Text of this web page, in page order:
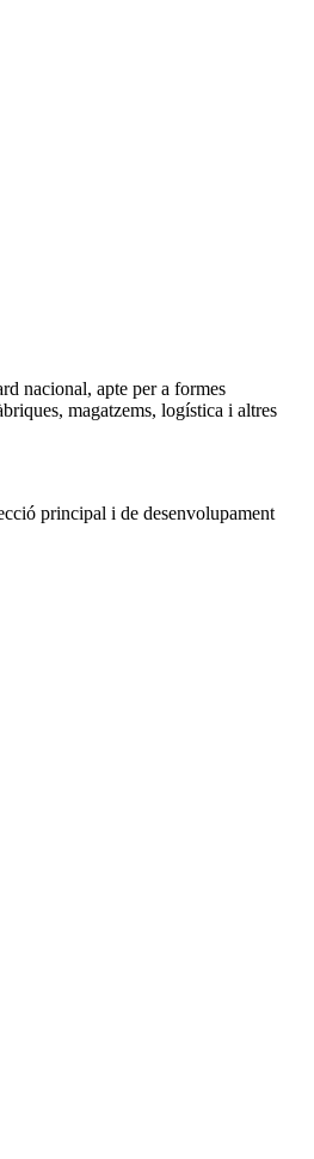
nacional, apte per a formes
magatzems, logística i altres
principal i de desenvolupament